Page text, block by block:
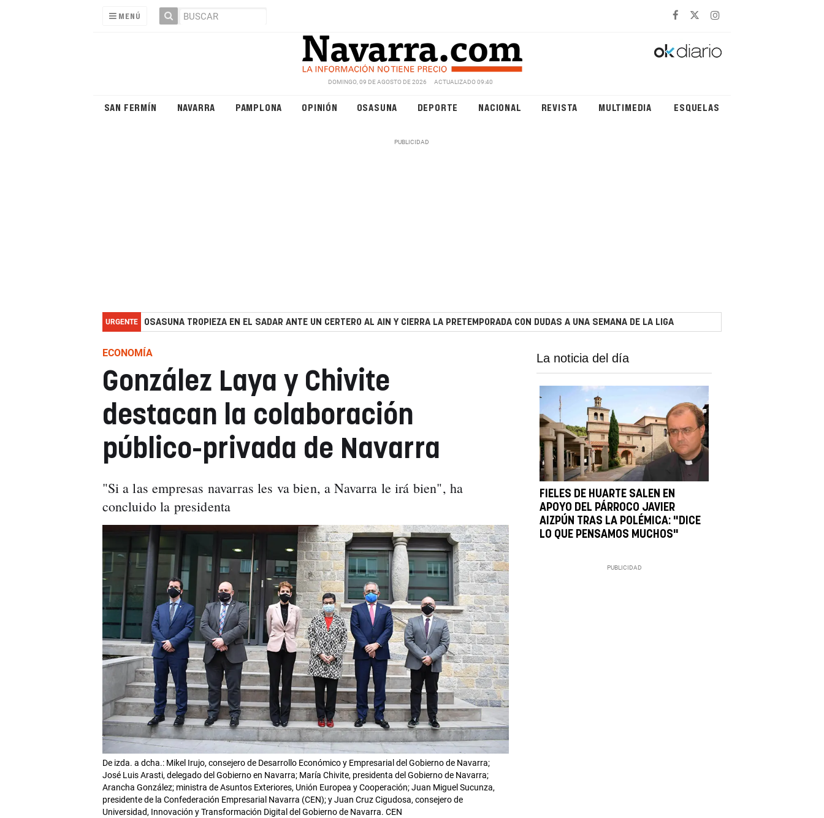
MENÚ
DOMINGO, 09 DE AGOSTO DE 2026 ACTUALIZADO 09:40
SAN FERMÍN NAVARRA PAMPLONA OPINIÓN OSASUNA DEPORTE NACIONAL REVISTA MULTIMEDIA ESQUELAS
URGENTE OSASUNA TROPIEZA EN EL SADAR ANTE UN CERTERO AL AIN Y CIERRA LA PRETEMPORADA CON DUDAS A UNA SEMANA DE LA LIGA
ECONOMÍA
González Laya y Chivite
destacan la colaboración
público-privada de Navarra
"Si a las empresas navarras les va bien, a Navarra le irá bien", ha
concluido la presidenta
De izda. a dcha.: Mikel Irujo, consejero de Desarrollo Económico y Empresarial del Gobierno de Navarra;
José Luis Arasti, delegado del Gobierno en Navarra; María Chivite, presidenta del Gobierno de Navarra;
Arancha González; ministra de Asuntos Exteriores, Unión Europea y Cooperación; Juan Miguel Sucunza,
presidente de la Confederación Empresarial Navarra (CEN); y Juan Cruz Cigudosa, consejero de
Universidad, Innovación y Transformación Digital del Gobierno de Navarra. CEN
La noticia del día
FIELES DE HUARTE SALEN EN
APOYO DEL PÁRROCO JAVIER
AIZPÚN TRAS LA POLÉMICA: "DICE
LO QUE PENSAMOS MUCHOS"